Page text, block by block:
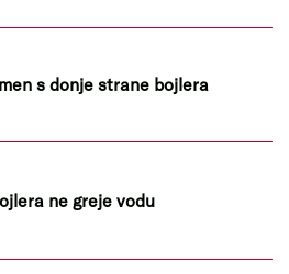
s donje strane bojlera
ne greje vodu